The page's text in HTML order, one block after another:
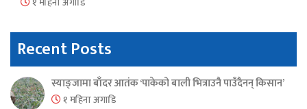
Recent Posts
स्याङ्जामा बाँदर आतंक ‘पाकेको बाली भित्राउनै पाउँदैनन् किसान’
१ महिना अगाडि